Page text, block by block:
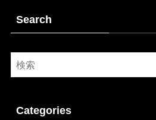
Search
Categories